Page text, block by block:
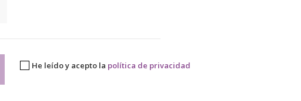
He leído y acepto la política de privacidad